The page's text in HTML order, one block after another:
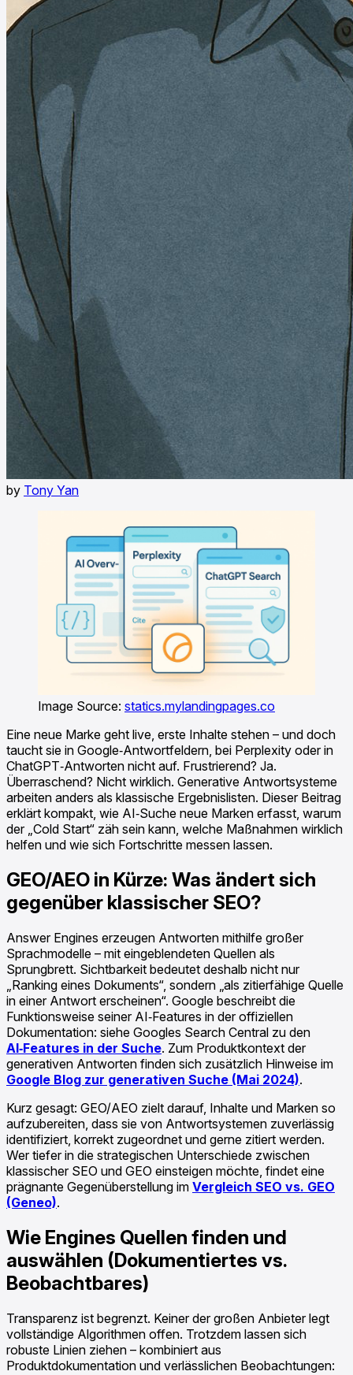
by Tony Yan
Image Source: statics.mylandingpages.co
Eine neue Marke geht live, erste Inhalte stehen – und doch
taucht sie in Google‑Antwortfeldern, bei Perplexity oder in
ChatGPT‑Antworten nicht auf. Frustrierend? Ja.
Überraschend? Nicht wirklich. Generative Antwortsysteme
arbeiten anders als klassische Ergebnislisten. Dieser Beitrag
erklärt kompakt, wie AI‑Suche neue Marken erfasst, warum
der „Cold Start“ zäh sein kann, welche Maßnahmen wirklich
helfen und wie sich Fortschritte messen lassen.
GEO/AEO in Kürze: Was ändert sich
gegenüber klassischer SEO?
Answer Engines erzeugen Antworten mithilfe großer
Sprachmodelle – mit eingeblendeten Quellen als
Sprungbrett. Sichtbarkeit bedeutet deshalb nicht nur
„Ranking eines Dokuments“, sondern „als zitierfähige Quelle
in einer Antwort erscheinen“. Google beschreibt die
Funktionsweise seiner AI‑Features in der offiziellen
Dokumentation: siehe Googles Search Central zu den
AI‑Features in der Suche. Zum Produktkontext der
generativen Antworten finden sich zusätzlich Hinweise im
Google Blog zur generativen Suche (Mai 2024).
Kurz gesagt: GEO/AEO zielt darauf, Inhalte und Marken so
aufzubereiten, dass sie von Antwortsystemen zuverlässig
identifiziert, korrekt zugeordnet und gerne zitiert werden.
Wer tiefer in die strategischen Unterschiede zwischen
klassischer SEO und GEO einsteigen möchte, findet eine
prägnante Gegenüberstellung im Vergleich SEO vs. GEO
(Geneo).
Wie Engines Quellen finden und
auswählen (Dokumentiertes vs.
Beobachtbares)
Transparenz ist begrenzt. Keiner der großen Anbieter legt
vollständige Algorithmen offen. Trotzdem lassen sich
robuste Linien ziehen – kombiniert aus
Produktdokumentation und verlässlichen Beobachtungen: